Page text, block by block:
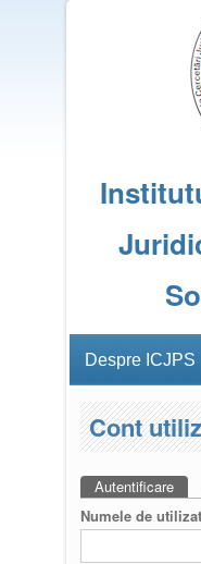
Cont
Taburi
Autentificare
Numele de